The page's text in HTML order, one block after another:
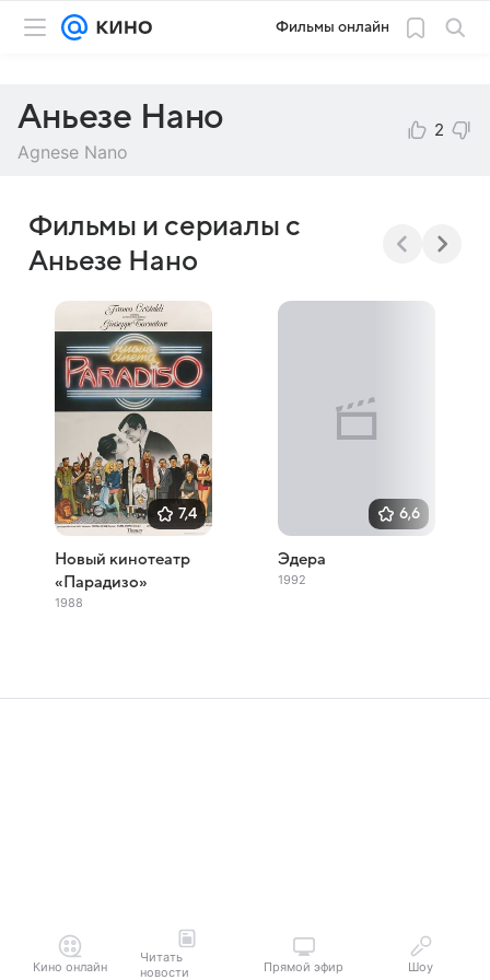
Фильмы онлайн
Аньезе Нано
Agnese Nano
2
Фильмы и сериалы с
Аньезе Нано
7,4
Новый кинотеатр
«Парадизо»
1988
6,6
Эдера
1992
Кино онлайн
Читать
новости
Прямой эфир Шоу